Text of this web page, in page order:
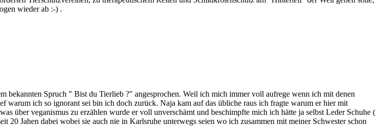
wieder ab :-) .
bekannten Spruch " Bist du Tierlieb ?" angesprochen. Weil ich mich immer voll aufrege wenn ich mit denen
warum ich so ignorant sei bin ich doch zurück. Naja kam auf das übliche raus ich fragte warum er hier mit
über veganismus zu erzählen wurde er voll unverschämt und beschimpfte mich ich hätte ja selbst Leder Schuhe (
20 Jahen dabei wobei sie auch nie in Karlsruhe unterwegs seien wo ich zusammen mit meiner Schwester schon